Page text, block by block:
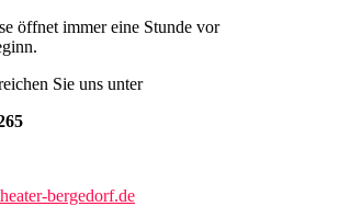
öffnet immer eine Stunde vor
Sie uns unter
bergedorf.de